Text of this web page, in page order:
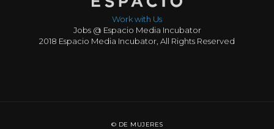
Work with Us
Jobs @ Espacio Media Incubator
2018 Espacio Media Incubator, All Rights Reserved
© DE MUJERES